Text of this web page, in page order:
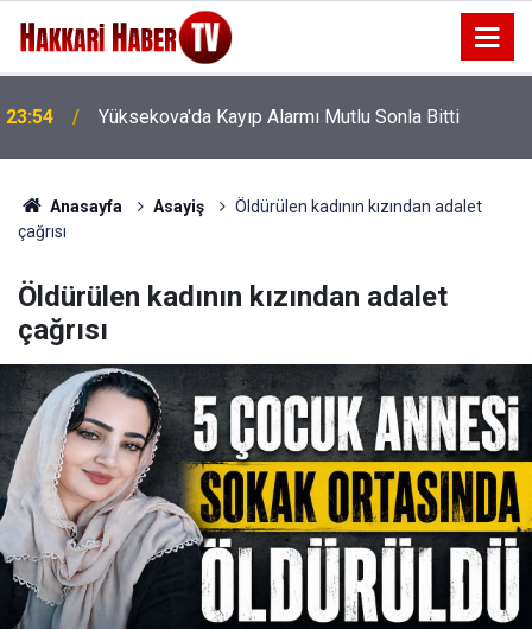
23:54 Yüksekova'da Kayıp Alarmı Mutlu Sonla Bitti
Anasayfa Asayiş
Öldürülen kadının kızından adalet
çağrısı
Öldürülen kadının kızından adalet
çağrısı